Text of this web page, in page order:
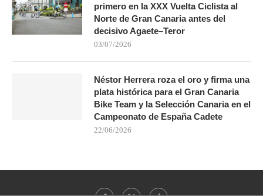
primero en la XXX Vuelta Ciclista al
Norte de Gran Canaria antes del
decisivo Agaete–Teror
03/07/2026
Néstor Herrera roza el oro y firma una
plata histórica para el Gran Canaria
Bike Team y la Selección Canaria en el
Campeonato de España Cadete
22/06/2026